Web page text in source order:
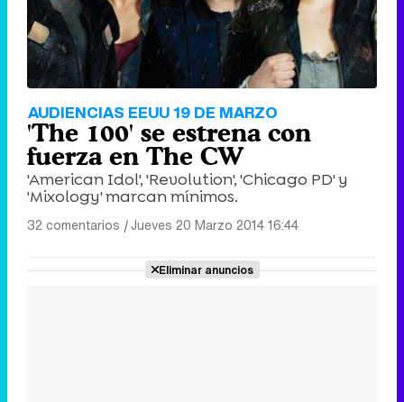
AUDIENCIAS EEUU 19 DE MARZO
'The 100' se estrena con
fuerza en The CW
'American Idol', 'Revolution', 'Chicago PD' y
'Mixology' marcan mínimos.
32 comentarios |Jueves 20 Marzo 2014 16:44
Eliminar anuncios